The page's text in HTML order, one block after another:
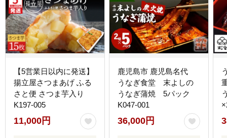
【5営業日以内に発送】
揚立屋さつまあげ ふる
さと便 さつま芋入り
K197-005
11,000円
鹿児島市 鹿児島名代
うなぎ食堂 末よしの
うなぎ蒲焼 5パック
K047-001
36,000円